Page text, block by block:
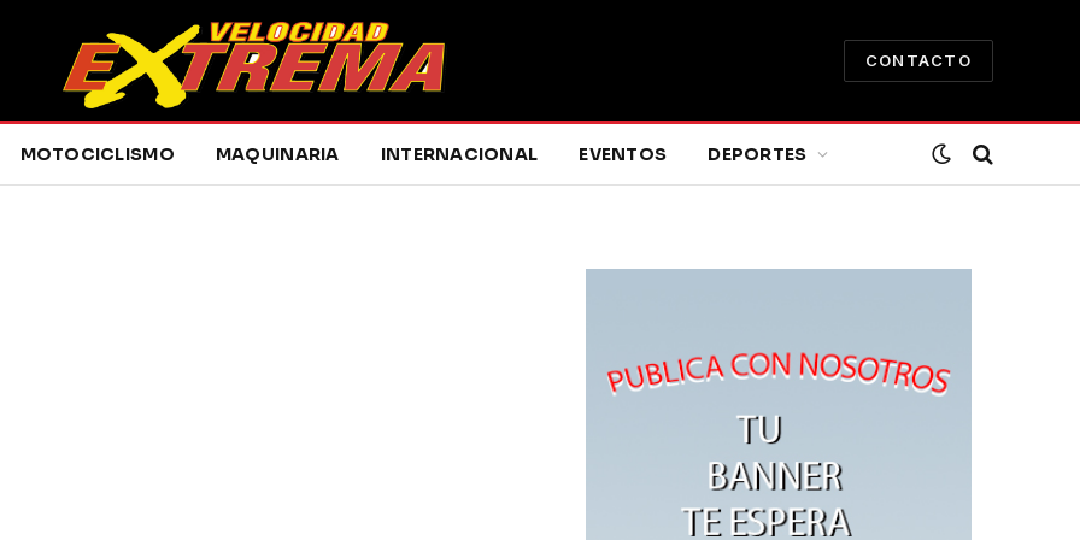
CONTACTO
MOTOCICLISMO MAQUINARIA INTERNACIONAL EVENTOS DEPORTES